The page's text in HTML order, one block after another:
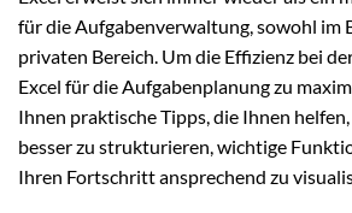
für die Aufgabenverwaltung, sowohl im
privaten Bereich. Um die Effizienz bei
Excel für die Aufgabenplanung zu
Ihnen praktische Tipps, die Ihnen
besser zu strukturieren, wichtige
Ihren Fortschritt ansprechend zu